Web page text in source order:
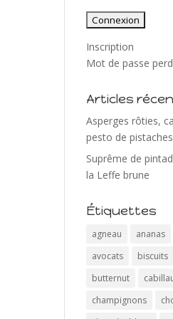
Inscription
Mot de passe
Articles
Asperges rôties,
pesto de pistaches
Suprême de
la Leffe brune
Étiquettes
agneau ananas
avocats
biscuits
butternut
champignons